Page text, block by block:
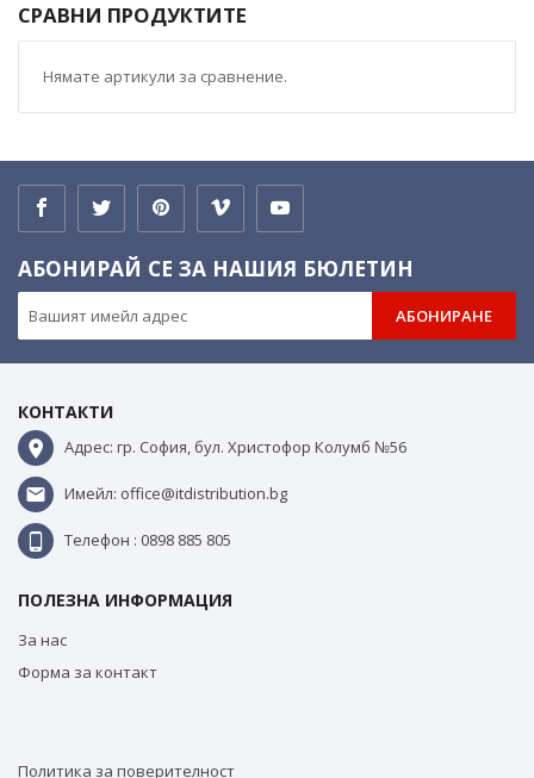
СРАВНИ ПРОДУКТИТЕ
Нямате артикули за сравнение.
АБОНИРАЙ СЕ ЗА НАШИЯ БЮЛЕТИН
АБОНИРАНЕ
КОНТАКТИ
Адрес: гр. София, бул. Христофор Колумб №56
Имейл: office@itdistribution.bg
Телефон : 0898 885 805
ПОЛЕЗНА ИНФОРМАЦИЯ
За нас
Форма за контакт
Политика за поверителност